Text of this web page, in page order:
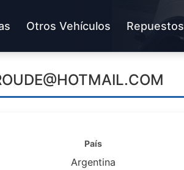
Otros Vehículos Repuestos
País
Argentina